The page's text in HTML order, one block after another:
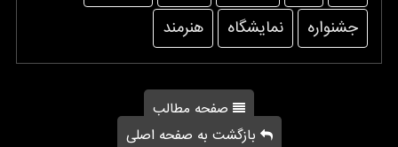
جشنواره
نمایشگاه هنرمند
صفحه مطالب
بازگشت به صفحه اصلی